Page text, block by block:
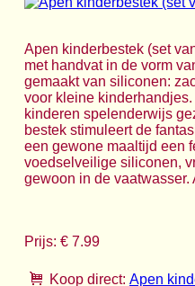
Apen kinderbestek (set
met handvat in de vorm
gemaakt van siliconen:
voor kleine
kinderen spelenderwijs
bestek stimuleert de
een gewone maaltijd een
voedselveilige siliconen,
gewoon in de vaatwasser.
Prijs: € 7.99
Koop direct: Apen